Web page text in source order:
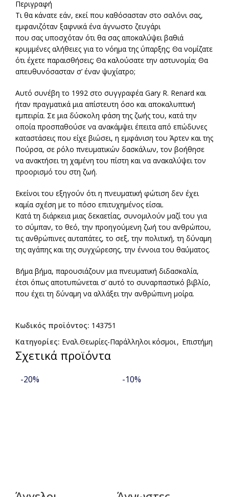
Περιγραφή
Τι θα κάνατε εάν, εκεί που καθόσασταν στο σαλόνι σας,
εμφανιζόταν ξαφνικά ένα άγνωστο ζευγάρι
που σας υποσχόταν ότι θα σας αποκαλύψει βαθιά
κρυμμένες αλήθειες για το νόημα της ύπαρξης; Θα νομίζατε
ότι έχετε παραισθήσεις; Θα καλούσατε την αστυνομία; Θα
απευθυνόσασταν σ’ έναν ψυχίατρο;
Αυτό συνέβη το 1992 στο συγγραφέα Gary R. Renard και
ήταν πραγματικά μια απίστευτη όσο και αποκαλυπτική
εμπειρία. Σε μια δύσκολη φάση της ζωής του, κατά την
οποία προσπαθούσε να ανακάμψει έπειτα από επώδυνες
καταστάσεις που είχε βιώσει, η εμφάνιση του Άρτεν και της
Πούρσα, σε ρόλο πνευματικών δασκάλων, τον βοήθησε
να ανακτήσει τη χαμένη του πίστη και να ανακαλύψει τον
προορισμό του στη ζωή.
Εκείνοι του εξηγούν ότι η πνευματική φώτιση δεν έχει
καμία σχέση με το πόσο επιτυχημένος είσαι.
Κατά τη διάρκεια μιας δεκαετίας, συνομιλούν μαζί του για
το σύμπαν, το θεό, την προηγούμενη ζωή του ανθρώπου,
τις ανθρώπινες αυταπάτες, το σεξ, την πολιτική, τη δύναμη
της αγάπης και της συγχώρεσης, την έννοια του θαύματος.
Βήμα βήμα, παρουσιάζουν μια πνευματική διδασκαλία,
έτσι όπως αποτυπώνεται σ’ αυτό το συναρπαστικό βιβλίο,
που έχει τη δύναμη να αλλάξει την ανθρώπινη μοίρα.
Κωδικός προϊόντος: 143751
Κατηγορίες: Εναλ.Θεωρίες-Παράλληλοι κόσμοι, Επιστήμη
Σχετικά προϊόντα
-20% -10%